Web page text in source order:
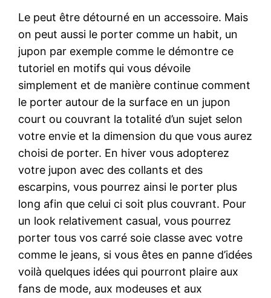
Le peut être détourné en un accessoire. Mais
on peut aussi le porter comme un habit, un
jupon par exemple comme le démontre ce
tutoriel en motifs qui vous dévoile
simplement et de manière continue comment
le porter autour de la surface en un jupon
court ou couvrant la totalité d’un sujet selon
votre envie et la dimension du que vous aurez
choisi de porter. En hiver vous adopterez
votre jupon avec des collants et des
escarpins, vous pourrez ainsi le porter plus
long afin que celui ci soit plus couvrant. Pour
un look relativement casual, vous pourrez
porter tous vos carré soie classe avec votre
comme le jeans, si vous êtes en panne d’idées
voilà quelques idées qui pourront plaire aux
fans de mode, aux modeuses et aux